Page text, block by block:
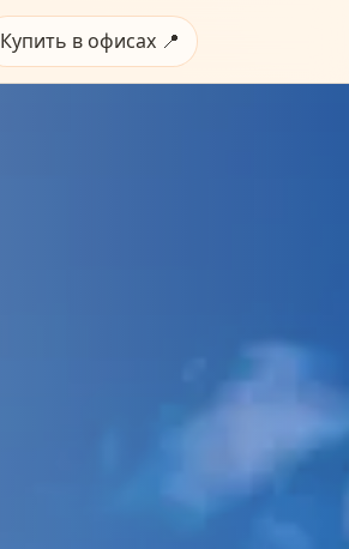
Купить в офисах 📍